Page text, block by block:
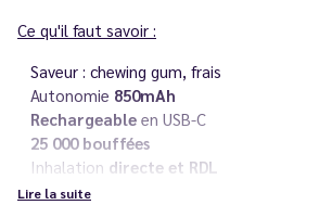
Ce qu'il faut savoir :
Saveur : chewing gum, frais
Autonomie 850mAh
Rechargeable en USB-C
25 000 bouffées
Inhalation directe et RDL
Rechargeable
Lire la suite